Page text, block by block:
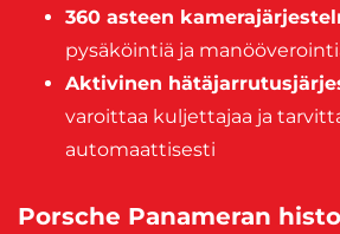
360 asteen
pysäköintiä ja
Aktivinen
varoittaa kuljettajaa ja
automaattisesti
Porsche Panameran